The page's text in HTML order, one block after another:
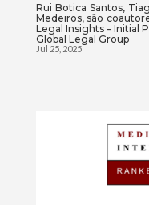
Rui Botica Santos,
Medeiros, são
Legal Insights – Initial
Global Legal Group
Jul 25, 2025